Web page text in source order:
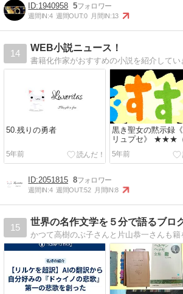
1940958 5
週間IN:4 週間OUT:0 月間IN:13
14
WEB小説ニュース！
書籍化作家がおすすめの小説を紹介してい
50.残りの勇者
5年前
黒き聖女の黙示録
リュプセ》 ★★★
ァンタジー/小説家
う）
5年前
2051815 8
週間IN:4 週間OUT:52 月間IN:8
15